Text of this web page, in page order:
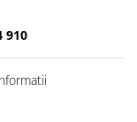
910